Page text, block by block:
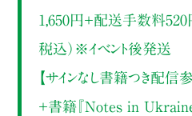
1,650円＋配送手数料520
税込）※イベント後発送
【サインなし書籍つき配信
＋書籍『Notes in Ukraine